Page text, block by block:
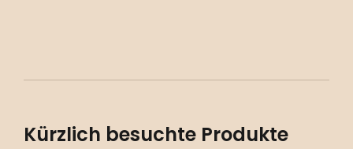
Kürzlich besuchte Produkte